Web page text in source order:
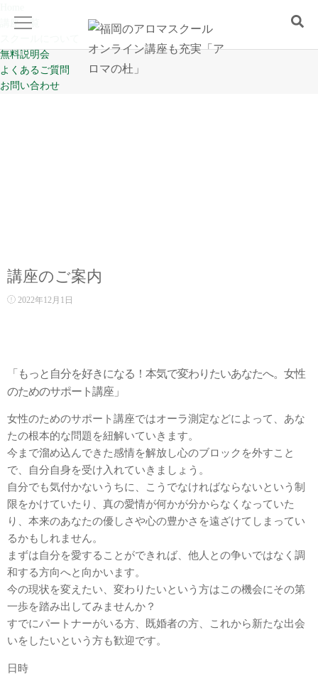
講座一覧
無料説明会
よくあるご質問
お問い合わせ
Home
講座のご案内
2022年12月1日
「もっと自分を好きになる！本気で変わりたいあなたへ。女性
のためのサポート講座」
女性のためのサポート講座ではオーラ測定などによって、あな
たの根本的な問題を紐解いていきます。
今まで溜め込んできた感情を解放し心のブロックを外すこと
で、自分自身を受け入れていきましょう。
自分でも気付かないうちに、こうでなければならないという制
限をかけていたり、真の愛情が何かが分からなくなっていた
り、本来のあなたの優しさや心の豊かさを遠ざけてしまってい
るかもしれません。
まずは自分を愛することができれば、他人との争いではなく調
和する方向へと向かいます。
今の現状を変えたい、変わりたいという方はこの機会にその第
一歩を踏み出してみませんか？
すでにパートナーがいる方、既婚者の方、これから新たな出会
いをしたいという方も歓迎です。
日時